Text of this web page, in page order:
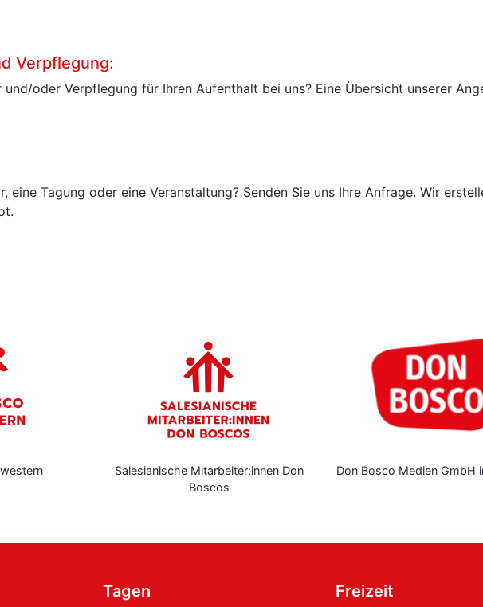
Verpflegung:
und/oder Verpflegung für Ihren Aufenthalt bei uns? Eine Übersicht unserer
eine Tagung oder eine Veranstaltung? Senden Sie uns Ihre Anfrage. Wir
Salesianische Mitarbeiter:innen Don
Don Bosco Medien GmbH in München
Tagen Freizeit